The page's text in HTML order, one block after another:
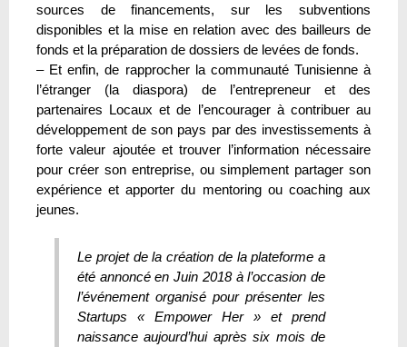
sources de financements, sur les subventions
disponibles et la mise en relation avec des bailleurs de
fonds et la préparation de dossiers de levées de fonds.
– Et enfin, de rapprocher la communauté Tunisienne à
l’étranger (la diaspora) de l’entrepreneur et des
partenaires Locaux et de l’encourager à contribuer au
développement de son pays par des investissements à
forte valeur ajoutée et trouver l’information nécessaire
pour créer son entreprise, ou simplement partager son
expérience et apporter du mentoring ou coaching aux
jeunes.
Le projet de la création de la plateforme a
été annoncé en Juin 2018 à l’occasion de
l’événement organisé pour présenter les
Startups « Empower Her » et prend
naissance aujourd’hui après six mois de